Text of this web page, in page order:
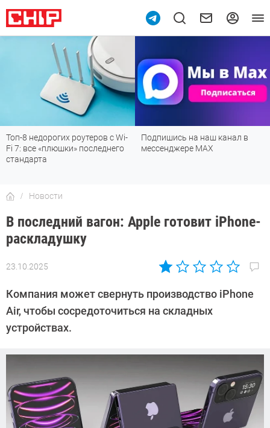
Топ-8 недорогих роутеров с Wi-
Fi 7: все «плюшки» последнего
стандарта
Подпишись на наш канал в
мессенджере МАХ
Новости
В последний вагон: Apple готовит iPhone-
раскладушку
23.10.2025
Автор:
Довлатова
Компания может свернуть производство iPhone
Air, чтобы сосредоточиться на складных
устройствах.